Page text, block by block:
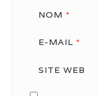
NOM *
E-MAIL *
SITE WEB